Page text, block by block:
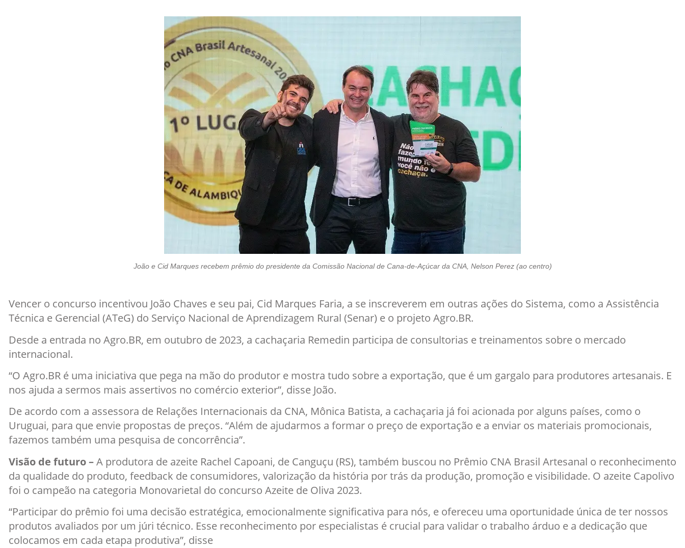
João e Cid Marques recebem prêmio do presidente da Comissão Nacional de Cana-de-Açúcar da CNA, Nelson Perez (ao centro)
Vencer o concurso incentivou João Chaves e seu pai, Cid Marques Faria, a se inscreverem em outras ações do Sistema, como a Assistência
Técnica e Gerencial (ATeG) do Serviço Nacional de Aprendizagem Rural (Senar) e o projeto Agro.BR.
Desde a entrada no Agro.BR, em outubro de 2023, a cachaçaria Remedin participa de consultorias e treinamentos sobre o mercado
internacional.
“O Agro.BR é uma iniciativa que pega na mão do produtor e mostra tudo sobre a exportação, que é um gargalo para produtores artesanais. E
nos ajuda a sermos mais assertivos no comércio exterior”, disse João.
De acordo com a assessora de Relações Internacionais da CNA, Mônica Batista, a cachaçaria já foi acionada por alguns países, como o
Uruguai, para que envie propostas de preços. “Além de ajudarmos a formar o preço de exportação e a enviar os materiais promocionais,
fazemos também uma pesquisa de concorrência”.
Visão de futuro –A produtora de azeite Rachel Capoani, de Canguçu (RS), também buscou no Prêmio CNA Brasil Artesanal o reconhecimento
da qualidade do produto, feedback de consumidores, valorização da história por trás da produção, promoção e visibilidade. O azeite Capolivo
foi o campeão na categoria Monovarietal do concurso Azeite de Oliva 2023.
“Participar do prêmio foi uma decisão estratégica, emocionalmente significativa para nós, e ofereceu uma oportunidade única de ter nossos
produtos avaliados por um júri técnico. Esse reconhecimento por especialistas é crucial para validar o trabalho árduo e a dedicação que
colocamos em cada etapa produtiva”, disse